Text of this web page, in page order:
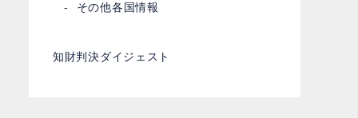
その他各国情報
知財判決ダイジェスト